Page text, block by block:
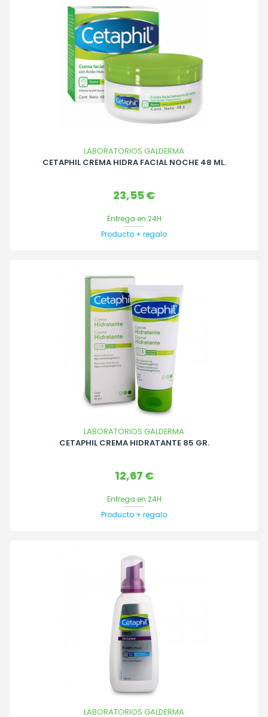
LABORATORIOS GALDERMA
CETAPHIL CREMA HIDRA FACIAL NOCHE 48 ML.
Precio
23,55 €
Entrega en 24H
Producto + regalo
LABORATORIOS GALDERMA
CETAPHIL CREMA HIDRATANTE 85 GR.
Precio
12,67 €
Entrega en 24H
Producto + regalo
LABORATORIOS GALDERMA